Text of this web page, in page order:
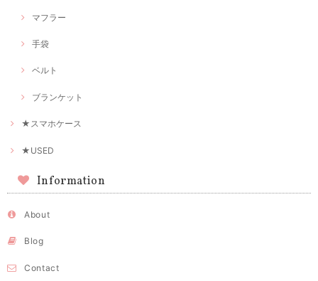
マフラー
手袋
ベルト
ブランケット
★スマホケース
★USED
Information
About
Blog
Contact